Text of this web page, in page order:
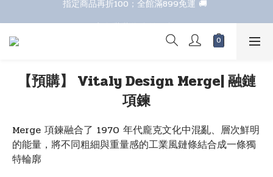
七夕甜甜送 全館88折
七夕甜甜送 全館88折
【預購】 Vitaly Design Merge| 融鏈
項鍊
Merge 項鍊融合了 1970 年代龐克文化中混亂、層次鮮明
的能量，將不同粗細與重量感的工業風鏈條結合成一條獨
特輪廓